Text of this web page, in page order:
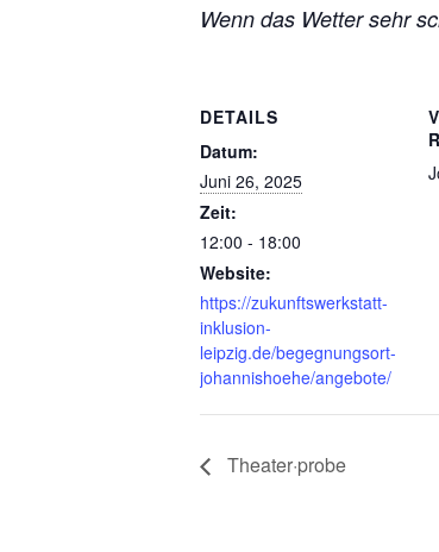
Wenn das Wetter sehr
DETAILS
Datum:
Juni 26, 2025
Zeit:
12:00 - 18:00
Website:
https://zukunftswerkstatt-
inklusion-
leipzig.de/begegnungsort-
johannishoehe/angebote/
Theater·probe